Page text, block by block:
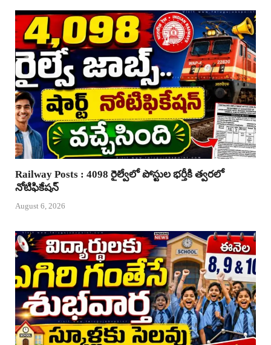
Railway Posts : 4098 రైల్వేలో పోస్టుల భర్తీకి త్వరలో
నోటిఫికేషన్
August 6, 2026